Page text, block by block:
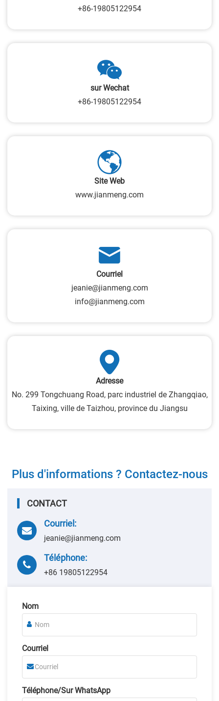
+86-19805122954
sur Wechat
+86-19805122954
Site Web
www.jianmeng.com
Courriel
jeanie@jianmeng.com
info@jianmeng.com
Adresse
No. 299 Tongchuang Road, parc industriel de Zhangqiao,
Taixing, ville de Taizhou, province du Jiangsu
Plus d'informations ? Contactez-nous
CONTACT
Courriel:
jeanie@jianmeng.com
Téléphone:
+86 19805122954
Nom
Courriel
Téléphone/Sur WhatsApp